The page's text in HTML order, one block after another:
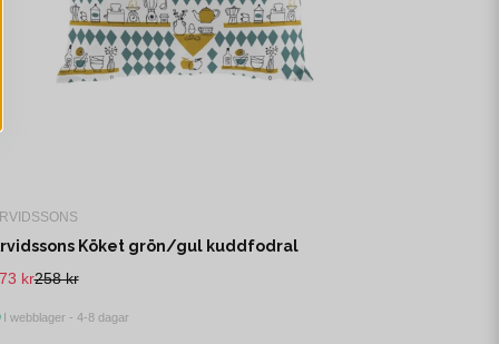
Köket grön/gul kuddfodral
258 kr
kr
I webblager - 4-8 dagar